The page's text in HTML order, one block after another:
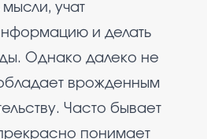
мысли, учат
и делать
Однако далеко не
врожденным
Часто бывает
понимает